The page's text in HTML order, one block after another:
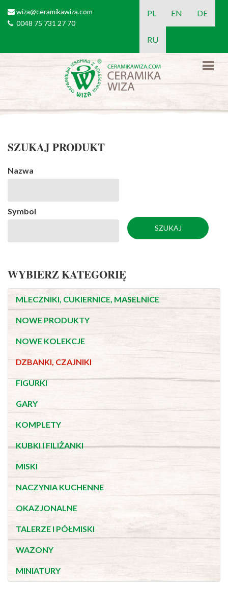
email
wiza@ceramikawiza.com
tel0048 75 731 27 70
PL EN DE
RU
SZUKAJ PRODUKT
Nazwa
Symbol
WYBIERZ KATEGORIĘ
MLECZNIKI, CUKIERNICE, MASELNICE
NOWE PRODUKTY
NOWE KOLEKCJE
DZBANKI, CZAJNIKI
FIGURKI
GARY
KOMPLETY
KUBKI I FILIŻANKI
MISKI
NACZYNIA KUCHENNE
OKAZJONALNE
TALERZE I PÓŁMISKI
WAZONY
MINIATURY